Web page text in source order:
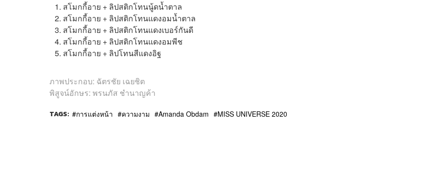
สโมกกี้อาย + ลิปสติกโทนนู้ดน้ำตาล
สโมกกี้อาย + ลิปสติกโทนแดงอมน้ำตาล
สโมกกี้อาย + ลิปสติกโทนแดงเบอร์กันดี
สโมกกี้อาย + ลิปสติกโทนแดงอมพีช
สโมกกี้อาย + ลิปโทนสีแดงอิฐ
ภาพประกอบ: ฉัตรชัย เฉยชิต
พิสูจน์อักษร: พรนภัส ชำนาญค้า
TAGS: การแต่งหน้า ความงาม Amanda Obdam MISS UNIVERSE 2020